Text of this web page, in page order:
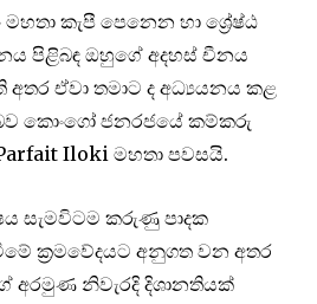
කැපී පෙනෙන හා ශ්‍රේෂ්ඨ
පිළිබඳ ඔහුගේ අදහස් චීනය
ඒවා තමාට ද අධ්‍යයනය කළ
කොංගෝ ජනරජයේ කම්කරු
Iloki මහතා පවසයි.
සැමවිටම කරුණු පාදක
ක්‍රමවේදයට අනුගත වන අතර
අරමුණ නිවැරදි දිශානතියක්